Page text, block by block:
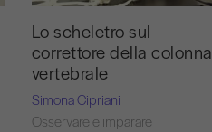
Lo scheletro sul
correttore della colonna
vertebrale
Simona Cipriani
Osservare e imparare